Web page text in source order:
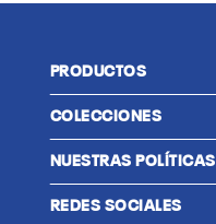
PRODUCTOS
COLECCIONES
NUESTRAS POLÍTICAS
REDES SOCIALES